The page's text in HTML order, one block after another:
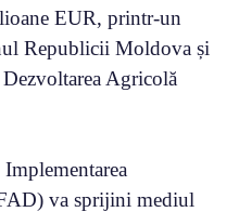
EUR, printr-un
Republicii Moldova și
Agricolă
va sprijini mediul